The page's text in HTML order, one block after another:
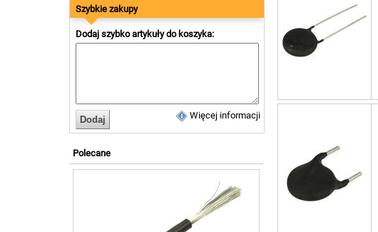
Szybkie zakupy
Dodaj szybko artykuły do koszyka:
Więcej informacji
Polecane